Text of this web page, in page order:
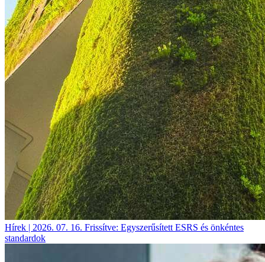
Hírek | 2026. 07. 16. Frissítve: Egyszerűsített ESRS és önkéntes
standardok